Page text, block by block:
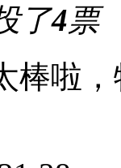
了4票
棒啦